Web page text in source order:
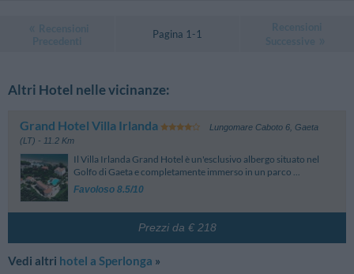
Pagina 1-1
Altri Hotel nelle vicinanze:
Grand Hotel Villa Irlanda Lungomare Caboto 6, Gaeta
(LT) - 11.2 Km
Il Villa Irlanda Grand Hotel è un'esclusivo albergo situato nel
Golfo di Gaeta e completamente immerso in un parco ...
Favoloso 8.5/10
Prezzi da € 218
Vedi altri hotel a Sperlonga »